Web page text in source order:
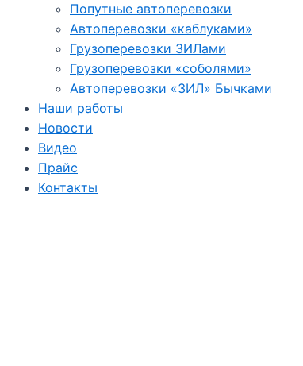
Попутные автоперевозки
Автоперевозки «каблуками»
Грузоперевозки ЗИЛами
Грузоперевозки «соболями»
Автоперевозки «ЗИЛ» Бычками
Наши работы
Новости
Видео
Прайс
Контакты